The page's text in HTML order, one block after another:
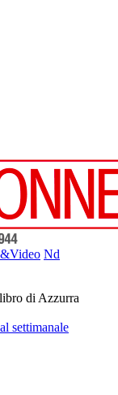
Nd
di Azzurra
settimanale